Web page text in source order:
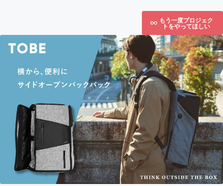
もう一度プロジェク
トをやってほしい